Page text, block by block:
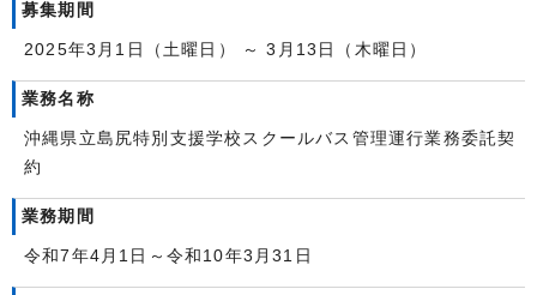
募集期間
2025年3月1日（土曜日） ～ 3月13日（木曜日）
業務名称
沖縄県立島尻特別支援学校スクールバス管理運行業務委託契
約
業務期間
令和7年4月1日～令和10年3月31日